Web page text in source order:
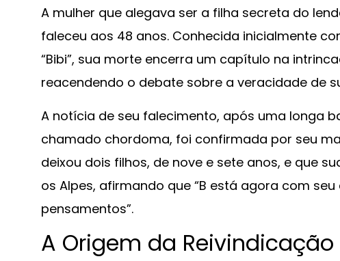
A mulher que alegava ser a filha secreta do
faleceu aos 48 anos. Conhecida inicialmente
“Bibi”, sua morte encerra um capítulo na
reacendendo o debate sobre a veracidade de
A notícia de seu falecimento, após uma longa
chamado chordoma, foi confirmada por seu
deixou dois filhos, de nove e sete anos, e que
os Alpes, afirmando que “B está agora com
pensamentos”.
A Origem da Reivindicação